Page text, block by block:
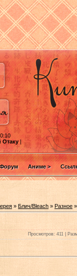
Отаку|
Форум Аниме >
» Блич/Bleach » Разное
Просмотров: 411 |